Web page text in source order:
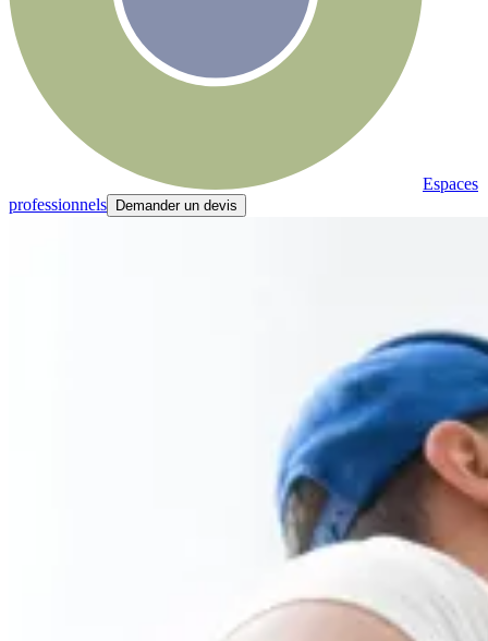
Espaces
professionnels
Demander un devis